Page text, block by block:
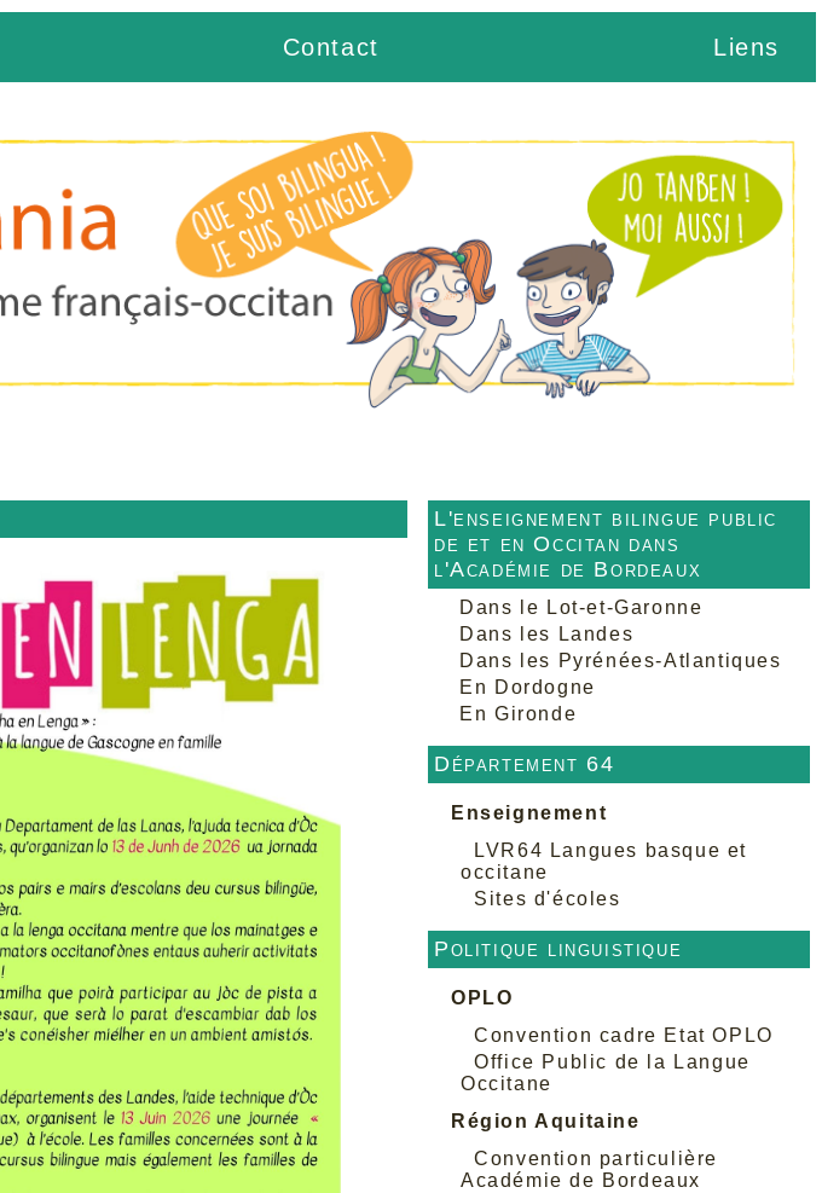
Contact Liens
L'enseignement bilingue public
de et en Occitan dans
l'Académie de Bordeaux
Dans le Lot-et-Garonne
Dans les Landes
Dans les Pyrénées-Atlantiques
En Dordogne
En Gironde
Département 64
Enseignement
LVR64 Langues basque et
occitane
Sites d'écoles
Politique linguistique
OPLO
Convention cadre Etat OPLO
Office Public de la Langue
Occitane
Région Aquitaine
Convention particulière
Académie de Bordeaux